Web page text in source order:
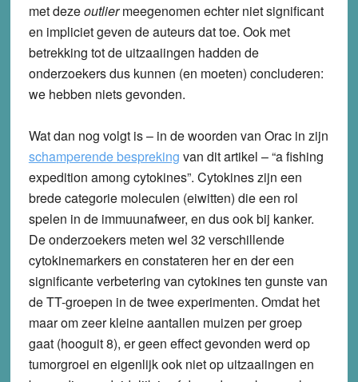
met dezeoutliermeegenomen echter niet significant
en impliciet geven de auteurs dat toe. Ook met
betrekking tot de uitzaaiingen hadden de
onderzoekers dus kunnen (en moeten) concluderen:
we hebben niets gevonden.
Wat dan nog volgt is – in de woorden van Orac in zijn
schamperende bespreking van dit artikel – “a fishing
expedition among cytokines”. Cytokines zijn een
brede categorie moleculen (eiwitten) die een rol
spelen in de immuunafweer, en dus ook bij kanker.
De onderzoekers meten wel 32 verschillende
cytokinemarkers en constateren her en der een
significante verbetering van cytokines ten gunste van
de TT-groepen in de twee experimenten. Omdat het
maar om zeer kleine aantallen muizen per groep
gaat (hooguit 8), er geen effect gevonden werd op
tumorgroei en eigenlijk ook niet op uitzaaiingen en